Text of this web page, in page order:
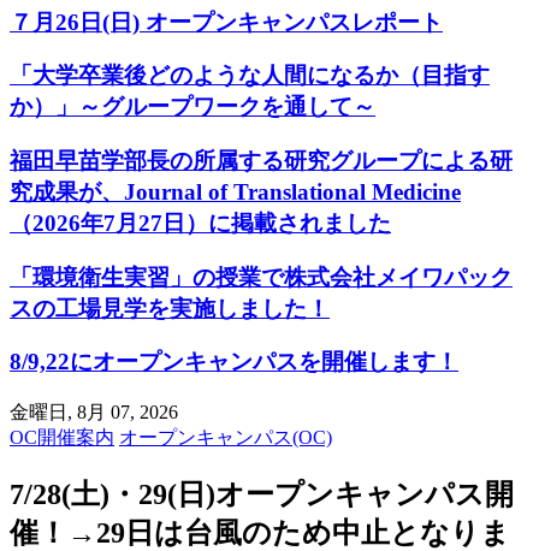
７月26日(日) オープンキャンパスレポート
「大学卒業後どのような人間になるか（目指す
か）」～グループワークを通して～
福田早苗学部長の所属する研究グループによる研
究成果が、Journal of Translational Medicine
（2026年7月27日）に掲載されました
「環境衛生実習」の授業で株式会社メイワパック
スの工場見学を実施しました！
8/9,22にオープンキャンパスを開催します！
金曜日, 8月 07, 2026
OC開催案内 オープンキャンパス(OC)
7/28(土)・29(日)オープンキャンパス開
催！→29日は台風のため中止となりま